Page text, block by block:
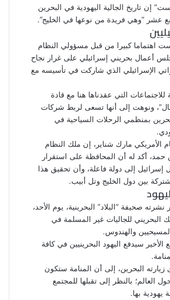
إن تاريخ الجالية اليهودية في البحرين
عشر “وهي فريدة من نوعها في الخليج”.
اهتماما كبيرا من قبل مسؤولي النظام
أعمال بحريني إسرائيلي على غرار نجاح
الإسرائيلي الذي شاركت في تأسيسه مع
التي عقدناها هنا مع قادة
ونوهت إلى أنها تسعى لربط شركات
بمنظمي الرحلات السياحية في
الأمريكي مارك شناير، إن ملك النظام
أكد له أن المحافظة على استقرار
إلى دولة فاعلة، وأن تحقيق هذا
بين دول الخليج وتل أبيب.
نشرته صحيفة “البلاد” البحرينية، يوم الأحد،
البحريني للجاليات غير المسلمة في
والهندوس.
الأخير سيدفع اليهود البحرينيين في كافة
زيارته البحرين، إلى أن المنامة ستكون
العالم؛ بالنظر إلى تقبلها للمجتمع
يهودية بها.